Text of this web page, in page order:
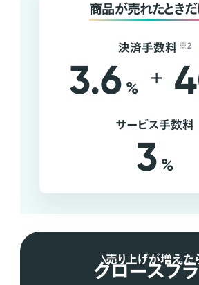
商品が売れたときだ
決済手数料 ※2
3.6 % +
サービス手数料
3 %
売り上げが増えた
グロースプ